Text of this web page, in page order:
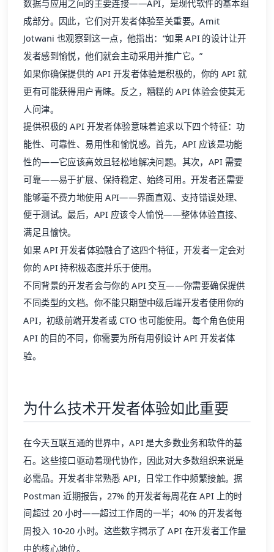
数据与应用之间的主要连接——API，是现代软件的基本组
成部分。因此，它们对开发者体验至关重要。Amit
Jotwani 也观察到这一点，他指出：“如果 API 的设计让开
发者感到愉悦，他们就会主动采用并推广它。”
如果你确保提供的 API 开发者体验是积极的，你的 API 就
更有可能获得用户青睐。反之，糟糕的 API 体验会使其无
人问津。
提供积极的 API 开发者体验意味着追求以下四个特征：功
能性、可靠性、易用性和愉悦感。首先，API 应该是功能
性的——它应该高效且轻松地解决问题。其次，API 需要
可靠——易于扩展、保持稳定、始终可用。开发者还需要
能够毫不费力地使用 API——界面直观、支持错误处理、
便于测试。最后，API 应该令人愉悦——整体体验直接、
满足且愉快。
如果 API 开发者体验融合了这四个特征，开发者一定会对
你的 API 持积极态度并乐于使用。
不同背景的开发者会与你的 API 交互——你需要确保提供
不同类型的文档。你不能只期望中级后端开发者使用你的
API，初级前端开发者或 CTO 也可能使用。每个角色使用
API 的目的不同，你需要为所有用例设计 API 开发者体
验。
为什么技术开发者体验如此重要
在今天互联互通的世界中，API 是大多数业务和软件的基
石。这些接口驱动着现代协作，因此对大多数组织来说是
必需品。开发者非常熟悉 API，日常工作中频繁接触。据
Postman 近期报告，27% 的开发者每周花在 API 上的时
间超过 20 小时——超过工作周的一半；40% 的开发者每
周投入 10-20 小时。这些数字揭示了 API 在开发者工作量
中的核心地位。